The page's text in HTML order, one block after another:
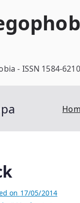
- ISSN 1584-6210
on 17/05/2014